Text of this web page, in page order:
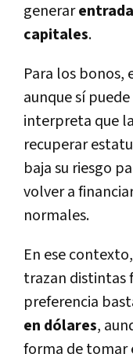
generar
capitales.
Para los bonos,
aunque sí
interpreta que
recuperar
baja su riesgo
volver a
normales.
En ese
trazan distintas
preferencia
en dólares,
forma de tomar